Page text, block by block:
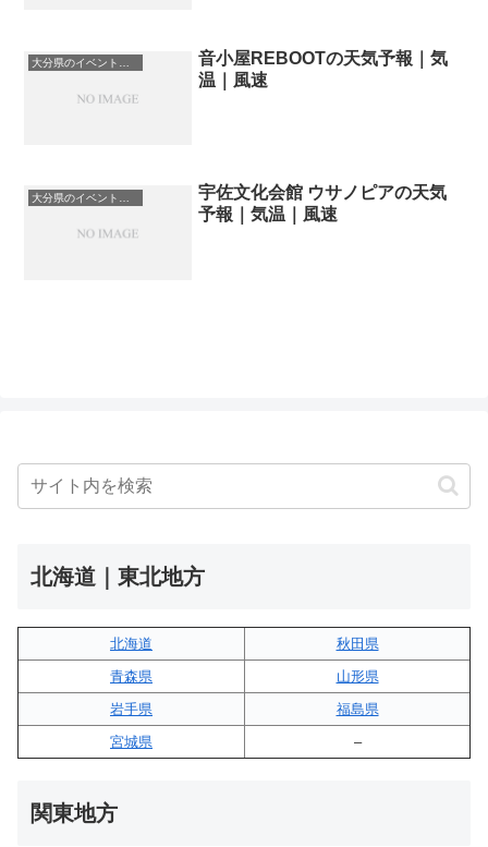
音小屋REBOOTの天気予報｜気
温｜風速
宇佐文化会館 ウサノピアの天気
予報｜気温｜風速
北海道｜東北地方
北海道
秋田県
青森県
山形県
岩手県
福島県
宮城県
–
関東地方